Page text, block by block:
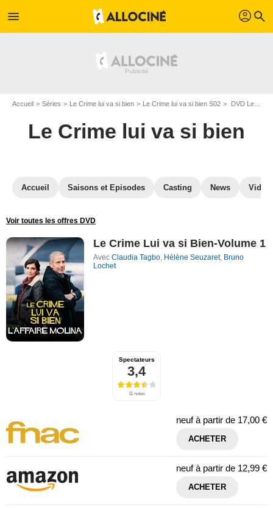
menu profil search
Accueil Séries Le Crime lui va si bien Le Crime lui va si bien S02 DVD Le Crime lui va si bien S02
Le Crime lui va si bien
Accueil Saisons et Episodes Casting News
Voir toutes les offres DVD
Le Crime Lui va si Bien-Volume 1
AvecClaudia Tagbo, Hélène Seuzaret, Bruno
Lochet
Spectateurs
3,4
11 notes
neuf à partir de 17,00 €
ACHETER
neuf à partir de 12,99 €
ACHETER